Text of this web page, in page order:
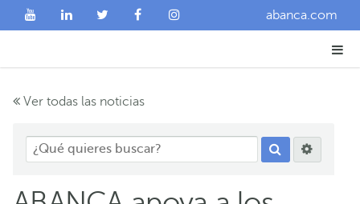
abanca.com
Ver todas las noticias